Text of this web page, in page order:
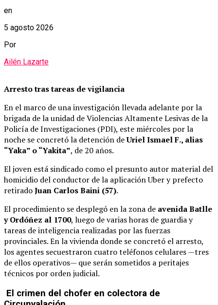
en
5 agosto 2026
Por
Ailén Lazarte
Arresto tras tareas de vigilancia
En el marco de una investigación llevada adelante por la
brigada de la unidad de Violencias Altamente Lesivas de la
Policía de Investigaciones (PDI), este miércoles por la
noche se concretó la detención deUriel Ismael F., alias
“Yaka” o “Yakita”, de 20 años.
El joven está sindicado como el presunto autor material del
homicidio del conductor de la aplicación Uber y prefecto
retiradoJuan Carlos Baini (57).
El procedimiento se desplegó en la zona de avenida Batlle
y Ordóñez al 1700, luego de varias horas de guardia y
tareas de inteligencia realizadas por las fuerzas
provinciales. En la vivienda donde se concretó el arresto,
los agentes secuestraron cuatro teléfonos celulares —tres
de ellos operativos— que serán sometidos a peritajes
técnicos por orden judicial.
El crimen del chofer en colectora de